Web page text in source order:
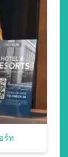
ร์ท